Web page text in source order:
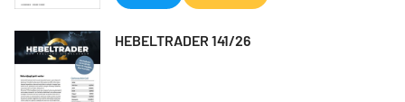
HEBELTRADER 141/26